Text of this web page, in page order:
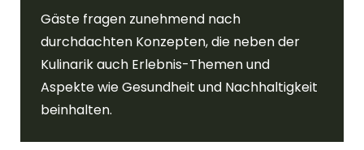
Gäste fragen zunehmend nach
durchdachten Konzepten, die neben der
Kulinarik auch Erlebnis-Themen und
Aspekte wie Gesundheit und Nachhaltigkeit
beinhalten.